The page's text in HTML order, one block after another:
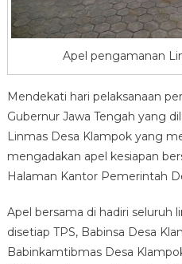
Apel pengamanan
Mendekati hari pelaksanaan
Gubernur Jawa Tengah yang
Linmas Desa Klampok yang
mengadakan apel kesiapan
Halaman Kantor Pemerintah
Apel bersama di hadiri seluruh
disetiap TPS, Babinsa Desa
Babinkamtibmas Desa